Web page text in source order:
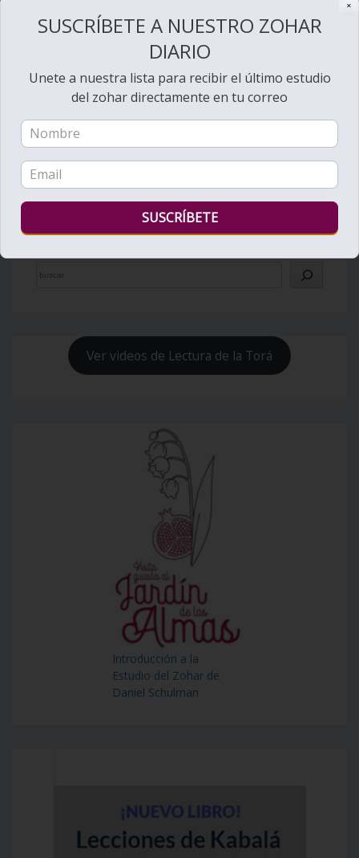
Ver videos de Lectura de la Torá
Introducción a la
Estudio del Zohar de
Daniel Schulman
✕
SUSCRÍBETE A NUESTRO ZOHAR
DIARIO
Unete a nuestra lista para recibir el último estudio
del zohar directamente en tu correo